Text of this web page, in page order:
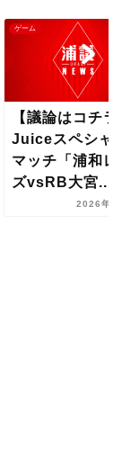
ゲーム
【議論はコチラ
Juiceスペシャ
マッチ「浦和レ
ズvsRB大宮...
2026年8